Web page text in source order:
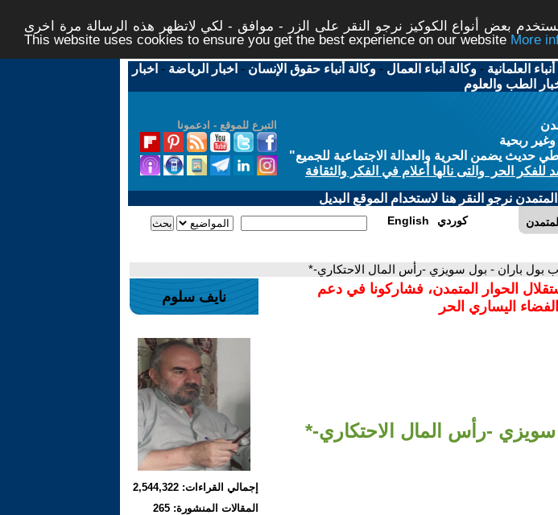
بعض أنواع الكوكيز نرجو النقر على الزر - موافق - لكي لاتظهر هذه الرسالة مرة اخرى -
This website uses cookies to ensure you get the best experience on our website
العلمانية -وكالة أنباء العمال -وكالة أنباء حقوق الإنسان - اخبار الرياضة - اخبار
الطب والعلوم
التبرع للموقع - ادعمونا
ربحية
يضمن الحرية والعدالة الاجتماعية للجميع"
الحر والتى نالها أعلام في الفكر والثقافة
نرجو النقر هنا لاستخدام الموقع البديل
English كوردي
بول باران - بول سويزي -رأس المال الاحتكاري-*
الحوار المتمدن، فشاركونا في دعم
اليساري الحر
-رأس المال الاحتكاري-*
نايف سلوم
إجمالي القراءات: 2,544,322
المقالات المنشورة: 265